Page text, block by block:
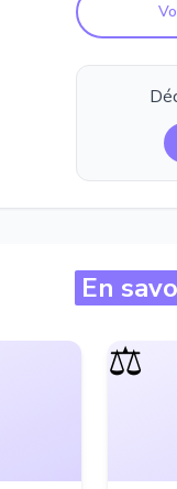
En
⚖️